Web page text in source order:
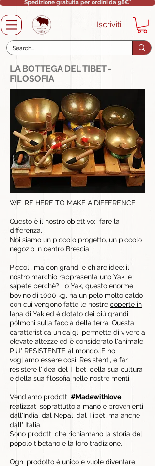
Spedizione gratuita per ordini da 98€*
Iscriviti
LA BOTTEGA DEL TIBET -
FILOSOFIA
WE' RE HERE TO MAKE A DIFFERENCE
Questo è il nostro obiettivo: fare la
differenza.
Noi siamo un piccolo progetto, un piccolo
negozio in centro Brescia
Piccoli, ma con grandi e chiare idee: il
nostro marchio rappresenta uno Yak, e
sapete perchè? Lo Yak, questo enorme
bovino di 1000 kg, ha un pelo molto caldo
con cui vengono fatte le nostre coperte in
lana di Yak ed è dotato dei più grandi
polmoni sulla faccia della terra. Questa
caratteristica unica gli permette di vivere a
elevate altezze ed è considerato l'animale
PIU' RESISTENTE al mondo. E noi
vogliamo essere così. Resistenti, e far
resistere l'idea del Tibet, della sua cultura
e della sua filosofia nelle nostre menti.
Vendiamo prodotti #Madewithlove,
realizzati soprattutto a mano e provenienti
dall'India, dal Nepal, dal Tibet, ma anche
dall' Italia.
Sono prodotti che richiamano la storia del
popolo tibetano e la loro tradizione.
Ogni prodotto è unico e vuole diventare